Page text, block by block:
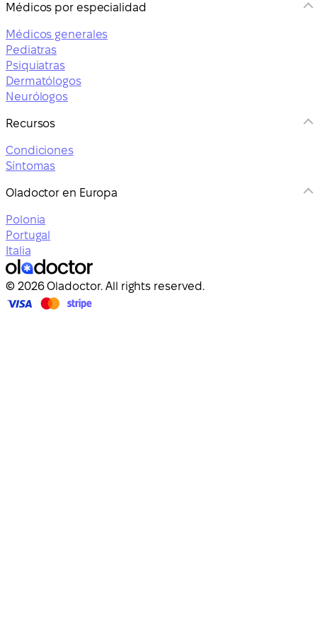
Médicos por especialidad
Médicos generales
Pediatras
Psiquiatras
Dermatólogos
Neurólogos
Recursos
Condiciones
Síntomas
Oladoctor en Europa
Polonia
Portugal
Italia
© 2026 Oladoctor. All rights reserved.